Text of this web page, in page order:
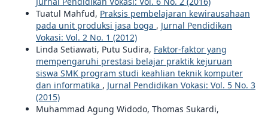
Tuatul Mahfud, Praksis pembelajaran kewirausahaan
pada unit produksi jasa boga , Jurnal Pendidikan
Vokasi: Vol. 2 No. 1 (2012)
Linda Setiawati, Putu Sudira, Faktor-faktor yang
mempengaruhi prestasi belajar praktik kejuruan
siswa SMK program studi keahlian teknik komputer
dan informatika , Jurnal Pendidikan Vokasi: Vol. 5 No. 3
(2015)
Muhammad Agung Widodo, Thomas Sukardi,